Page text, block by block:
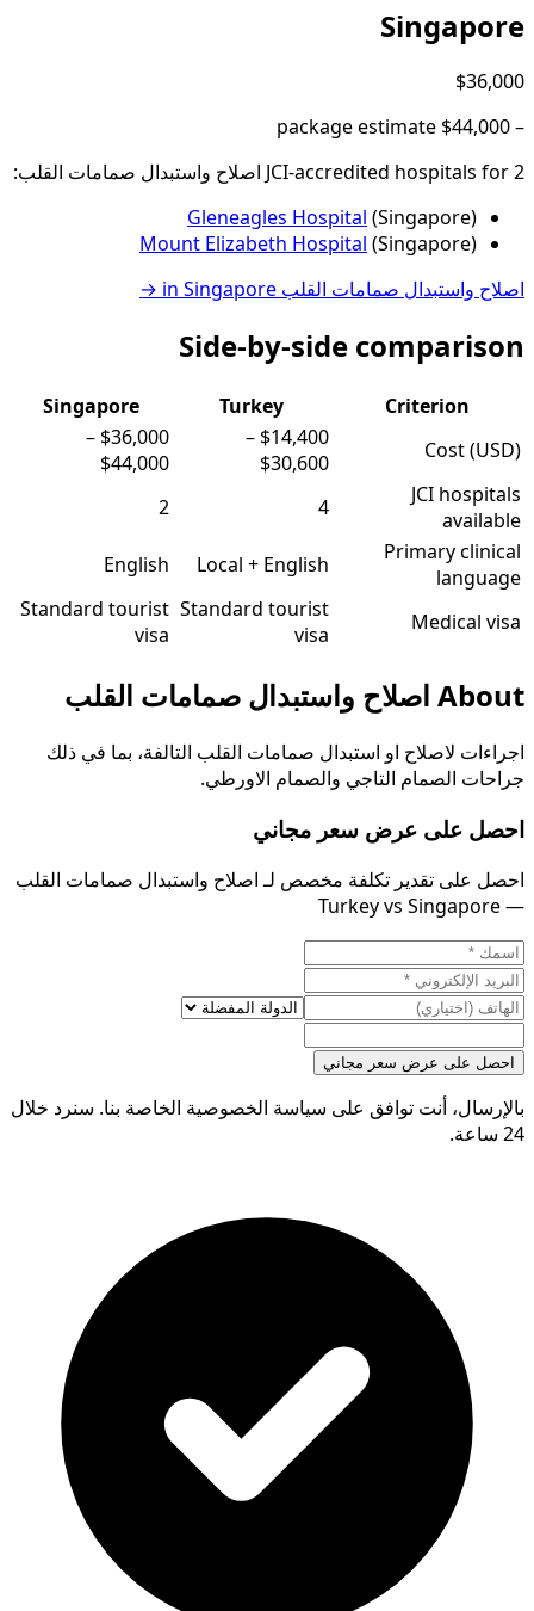
Singapore
$36,000
–
$44,000
2
s for اصلاح واستبدال صمامات القلب:
Gleneagles Hospital (Singapore)
Mount Elizabeth Hospital (Singapore)
اصلاح واستبدال صمامات القلب Singapore
→
Side-by-side comparison
Criterion
Turkey
Singapore
Cost (USD)
$14,400
–
$30,600
$36,000
–
$44,000
JCI hospitals
available
4
2
Primary clinical
language
Local + English
English
Medical visa
Standard tourist
visa
Standard tourist
visa
About اصلاح واستبدال صمامات القلب
اجراءات لاصلاح او استبدال صمامات القلب التالفة، بما في ذلك
جراحات الصمام التاجي والصمام الاورطي.
احصل على عرض سعر مجاني
احصل على تقدير تكلفة مخصص لـ اصلاح واستبدال صمامات القلب
— Turkey vs Singapore
احصل على عرض سعر مجاني
بالإرسال، أنت توافق على سياسة الخصوصية الخاصة بنا. سنرد خلال
24 ساعة.